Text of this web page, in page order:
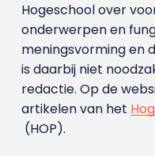
Hogeschool over
onderwerpen en
meningsvorming en
is daarbij niet
redactie. Op de
artikelen van het
(HOP).